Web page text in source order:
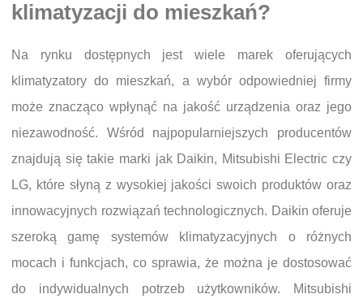
klimatyzacji do mieszkań?
Na rynku dostępnych jest wiele marek oferujących
klimatyzatory do mieszkań, a wybór odpowiedniej firmy
może znacząco wpłynąć na jakość urządzenia oraz jego
niezawodność. Wśród najpopularniejszych producentów
znajdują się takie marki jak Daikin, Mitsubishi Electric czy
LG, które słyną z wysokiej jakości swoich produktów oraz
innowacyjnych rozwiązań technologicznych. Daikin oferuje
szeroką gamę systemów klimatyzacyjnych o różnych
mocach i funkcjach, co sprawia, że można je dostosować
do indywidualnych potrzeb użytkowników. Mitsubishi